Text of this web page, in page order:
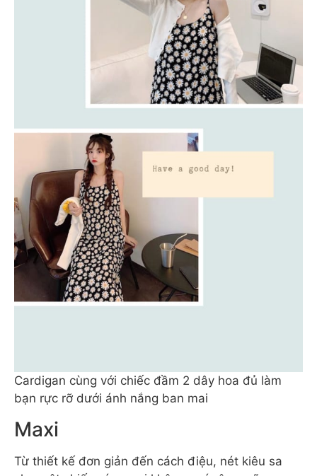
Cardigan cùng với chiếc đầm 2 dây hoa đủ làm
bạn rực rỡ dưới ánh nắng ban mai
Maxi
Từ thiết kế đơn giản đến cách điệu, nét kiêu sa